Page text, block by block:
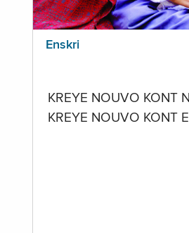
Enskri
KREYE NOUVO KONT
KREYE NOUVO KONT